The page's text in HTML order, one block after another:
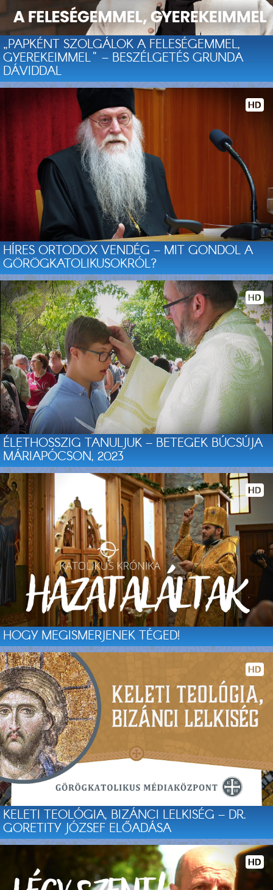
„PAPKÉNT SZOLGÁLOK A FELESÉGEMMEL,
GYEREKEIMMEL" – BESZÉLGETÉS GRUNDA
DÁVIDDAL
HÍRES ORTODOX VENDÉG – MIT GONDOL A
GÖRÖGKATOLIKUSOKRÓL?
ÉLETHOSSZIG TANULJUK – BETEGEK BÚCSÚJA
MÁRIAPÓCSON, 2023
HOGY MEGISMERJENEK TÉGED!
KELETI TEOLÓGIA, BIZÁNCI LELKISÉG – DR.
GORETITY JÓZSEF ELŐADÁSA